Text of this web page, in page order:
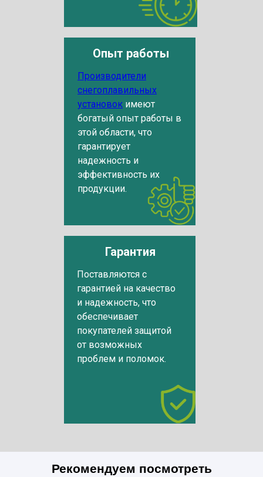
Гарантия
Поставляются с
гарантией на качество
и надежность, что
обеспечивает
покупателей защитой
от возможных
проблем и поломок.
Опыт работы
Производители
снегоплавильных
установок имеют
богатый опыт работы в
этой области, что
гарантирует
надежность и
эффективность их
продукции.
Рекомендуем посмотреть